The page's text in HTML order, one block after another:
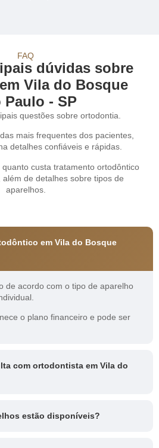
FAQ
dúvidas sobre
Vila do Bosque
Paulo - SP
questões sobre ortodontia.
mais frequentes dos pacientes,
detalhes confiáveis e rápidas.
custa tratamento ortodôntico
de detalhes sobre tipos de
aparelhos.
em Vila do Bosque
de acordo com o tipo de aparelho
o plano financeiro e pode ser
com ortodontista em Vila do
estão disponíveis?